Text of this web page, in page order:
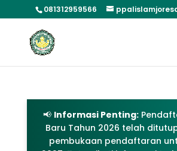
081312959566
📢 Informasi Penting:
Baru Tahun 2026 telah
pembukaan pendaftaran